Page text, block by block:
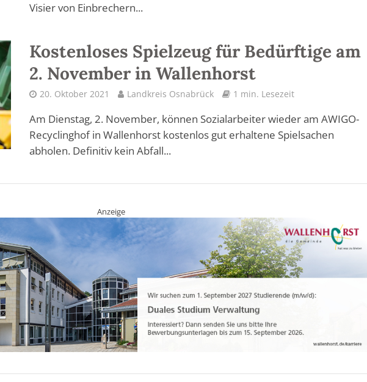
Visier von Einbrechern...
Kostenloses Spielzeug für Bedürftige am
2. November in Wallenhorst
20. Oktober 2021 Landkreis Osnabrück 1 min. Lesezeit
Am Dienstag, 2. November, können Sozialarbeiter wieder am AWIGO-
Recyclinghof in Wallenhorst kostenlos gut erhaltene Spielsachen
abholen. Definitiv kein Abfall...
Anzeige